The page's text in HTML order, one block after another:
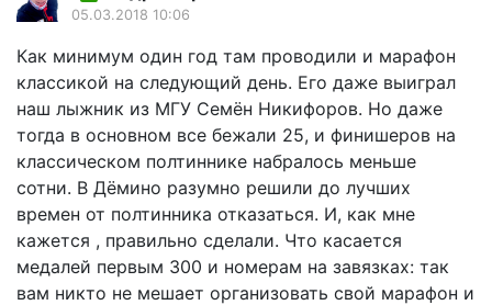
05.03.2018 10:06
Как минимум один год там проводили и марафон
классикой на следующий день. Его даже выиграл
наш лыжник из МГУ Семён Никифоров. Но даже
тогда в основном все бежали 25, и финишеров на
классическом полтиннике набралось меньше
сотни. В Дёмино разумно решили до лучших
времен от полтинника отказаться. И, как мне
кажется , правильно сделали. Что касается
медалей первым 300 и номерам на завязках: так
вам никто не мешает организовать свой марафон и